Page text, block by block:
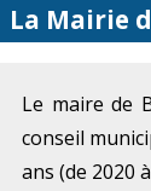
La Mairie
Le maire de
conseil
ans (de 2020